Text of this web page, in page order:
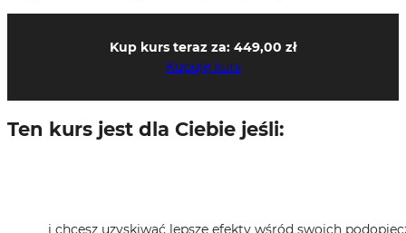
Kup kurs teraz za: 449,00 zł
Kupuję kurs
Ten kurs jest dla Ciebie jeśli:
i chcesz uzyskiwać lepsze efekty wśród swoich